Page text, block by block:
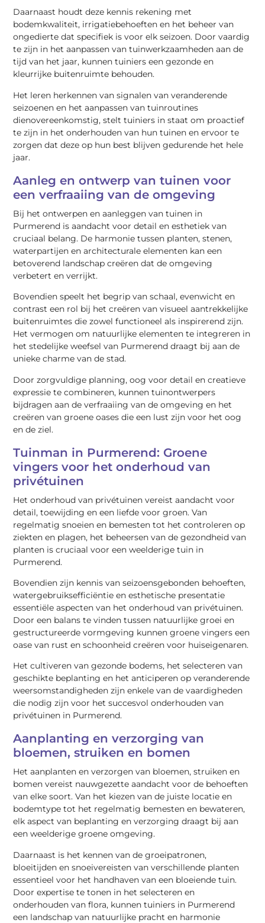
Daarnaast houdt deze kennis rekening met
bodemkwaliteit, irrigatiebehoeften en het beheer van
ongedierte dat specifiek is voor elk seizoen. Door vaardig
te zijn in het aanpassen van tuinwerkzaamheden aan de
tijd van het jaar, kunnen tuiniers een gezonde en
kleurrijke buitenruimte behouden.
Het leren herkennen van signalen van veranderende
seizoenen en het aanpassen van tuinroutines
dienovereenkomstig, stelt tuiniers in staat om proactief
te zijn in het onderhouden van hun tuinen en ervoor te
zorgen dat deze op hun best blijven gedurende het hele
jaar.
Aanleg en ontwerp van tuinen voor
een verfraaiing van de omgeving
Bij het ontwerpen en aanleggen van tuinen in
Purmerend is aandacht voor detail en esthetiek van
cruciaal belang. De harmonie tussen planten, stenen,
waterpartijen en architecturale elementen kan een
betoverend landschap creëren dat de omgeving
verbetert en verrijkt.
Bovendien speelt het begrip van schaal, evenwicht en
contrast een rol bij het creëren van visueel aantrekkelijke
buitenruimtes die zowel functioneel als inspirerend zijn.
Het vermogen om natuurlijke elementen te integreren in
het stedelijke weefsel van Purmerend draagt bij aan de
unieke charme van de stad.
Door zorgvuldige planning, oog voor detail en creatieve
expressie te combineren, kunnen tuinontwerpers
bijdragen aan de verfraaiing van de omgeving en het
creëren van groene oases die een lust zijn voor het oog
en de ziel.
Tuinman in Purmerend: Groene
vingers voor het onderhoud van
privétuinen
Het onderhoud van privétuinen vereist aandacht voor
detail, toewijding en een liefde voor groen. Van
regelmatig snoeien en bemesten tot het controleren op
ziekten en plagen, het beheersen van de gezondheid van
planten is cruciaal voor een weelderige tuin in
Purmerend.
Bovendien zijn kennis van seizoensgebonden behoeften,
watergebruiksefficiëntie en esthetische presentatie
essentiële aspecten van het onderhoud van privétuinen.
Door een balans te vinden tussen natuurlijke groei en
gestructureerde vormgeving kunnen groene vingers een
oase van rust en schoonheid creëren voor huiseigenaren.
Het cultiveren van gezonde bodems, het selecteren van
geschikte beplanting en het anticiperen op veranderende
weersomstandigheden zijn enkele van de vaardigheden
die nodig zijn voor het succesvol onderhouden van
privétuinen in Purmerend.
Aanplanting en verzorging van
bloemen, struiken en bomen
Het aanplanten en verzorgen van bloemen, struiken en
bomen vereist nauwgezette aandacht voor de behoeften
van elke soort. Van het kiezen van de juiste locatie en
bodemtype tot het regelmatig bemesten en bewateren,
elk aspect van beplanting en verzorging draagt bij aan
een weelderige groene omgeving.
Daarnaast is het kennen van de groeipatronen,
bloeitijden en snoeivereisten van verschillende planten
essentieel voor het handhaven van een bloeiende tuin.
Door expertise te tonen in het selecteren en
onderhouden van flora, kunnen tuiniers in Purmerend
een landschap van natuurlijke pracht en harmonie